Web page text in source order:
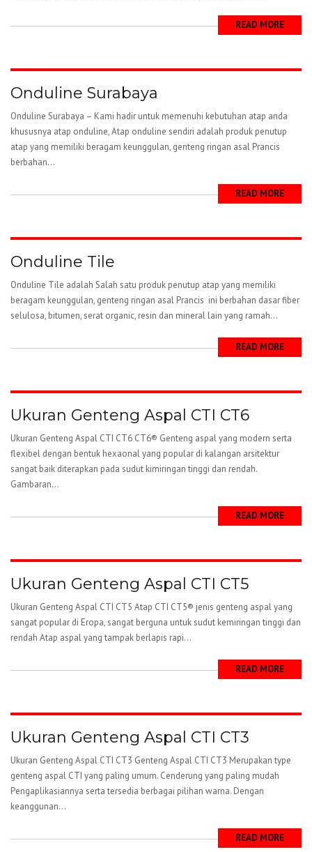
READ MORE
Onduline Surabaya
Onduline Surabaya – Kami hadir untuk memenuhi kebutuhan atap anda
khususnya atap onduline, Atap onduline sendiri adalah produk penutup
atap yang memiliki beragam keunggulan, genteng ringan asal Prancis
berbahan...
READ MORE
Onduline Tile
Onduline Tile adalah Salah satu produk penutup atap yang memiliki
beragam keunggulan, genteng ringan asal Prancis ini berbahan dasar fiber
selulosa, bitumen, serat organic, resin dan mineral lain yang ramah...
READ MORE
Ukuran Genteng Aspal CTI CT6
Ukuran Genteng Aspal CTI CT6 CT6® Genteng aspal yang modern serta
flexibel dengan bentuk hexaonal yang popular di kalangan arsitektur
sangat baik diterapkan pada sudut kimiringan tinggi dan rendah.
Gambaran...
READ MORE
Ukuran Genteng Aspal CTI CT5
Ukuran Genteng Aspal CTI CT5 Atap CTI CT5® jenis genteng aspal yang
sangat popular di Eropa, sangat berguna untuk sudut kemiringan tinggi dan
rendah Atap aspal yang tampak berlapis rapi...
READ MORE
Ukuran Genteng Aspal CTI CT3
Ukuran Genteng Aspal CTI CT3 Genteng Aspal CTI CT3 Merupakan type
genteng aspal CTI yang paling umum. Cenderung yang paling mudah
Pengaplikasiannya serta tersedia berbagai pilihan warna. Dengan
keanggunan...
READ MORE